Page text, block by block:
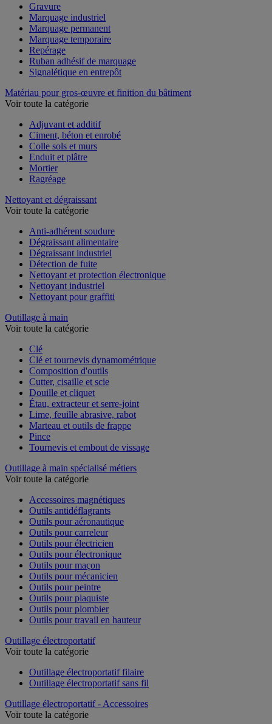
Gravure
Marquage industriel
Marquage permanent
Marquage temporaire
Repérage
Ruban adhésif de marquage
Signalétique en entrepôt
Matériau pour gros-œuvre et finition du bâtiment
Voir toute la catégorie
Adjuvant et additif
Ciment, béton et enrobé
Colle sols et murs
Enduit et plâtre
Mortier
Ragréage
Nettoyant et dégraissant
Voir toute la catégorie
Anti-adhérent soudure
Dégraissant alimentaire
Dégraissant industriel
Détection de fuite
Nettoyant et protection électronique
Nettoyant industriel
Nettoyant pour graffiti
Outillage à main
Voir toute la catégorie
Clé
Clé et tournevis dynamométrique
Composition d'outils
Cutter, cisaille et scie
Douille et cliquet
Étau, extracteur et serre-joint
Lime, feuille abrasive, rabot
Marteau et outils de frappe
Pince
Tournevis et embout de vissage
Outillage à main spécialisé métiers
Voir toute la catégorie
Accessoires magnétiques
Outils antidéflagrants
Outils pour aéronautique
Outils pour carreleur
Outils pour électricien
Outils pour électronique
Outils pour maçon
Outils pour mécanicien
Outils pour peintre
Outils pour plaquiste
Outils pour plombier
Outils pour travail en hauteur
Outillage électroportatif
Voir toute la catégorie
Outillage électroportatif filaire
Outillage électroportatif sans fil
Outillage électroportatif - Accessoires
Voir toute la catégorie